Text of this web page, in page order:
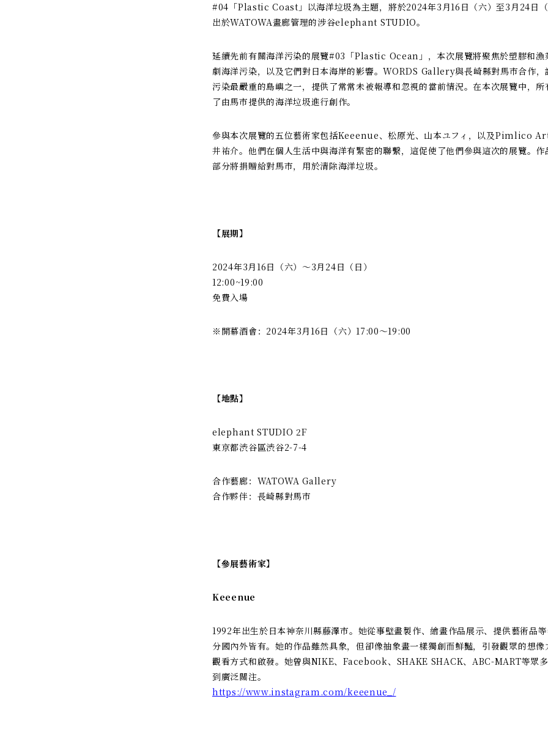
#04「Plastic Coast」以海洋垃圾為主題，將於2024年3月16日（六）至3月24日
出於WATOWA畫廊管理的涉谷elephant STUDIO。
延續先前有關海洋污染的展覽#03「Plastic Ocean」，本次展覽將聚焦於塑膠和漁
劇海洋污染，以及它們對日本海岸的影響。WORDS Gallery與長崎縣對馬市合作，
污染最嚴重的島嶼之一，提供了常常未被報導和忽視的當前情況。在本次展覽中，所
了由馬市提供的海洋垃圾進行創作。
參與本次展覽的五位藝術家包括Keeenue、松原光、山本ユフィ，以及Pimlico
井祐介。他們在個人生活中與海洋有緊密的聯繫，這促使了他們參與這次的展覽。作
部分將捐贈給對馬市，用於清除海洋垃圾。
【展期】
2024年3月16日（六）～3月24日（日）
12:00~19:00
免費入場
※開幕酒會：2024年3月16日（六）17:00～19:00
【地點】
elephant STUDIO 2F
東京都渋谷區渋谷2-7-4
合作藝廊：WATOWA Gallery
合作夥伴：長崎縣對馬市
【參展藝術家】
Keeenue
1992年出生於日本神奈川縣藤澤市。她從事壁畫製作、繪畫作品展示、提供藝術品
分國內外皆有。她的作品雖然具象，但卻像抽象畫一樣獨創而鮮豔，引發觀眾的想像
觀看方式和啟發。她曾與NIKE、Facebook、SHAKE SHACK、ABC-MART等眾
到廣泛關注。
https://www.instagram.com/keeenue_/